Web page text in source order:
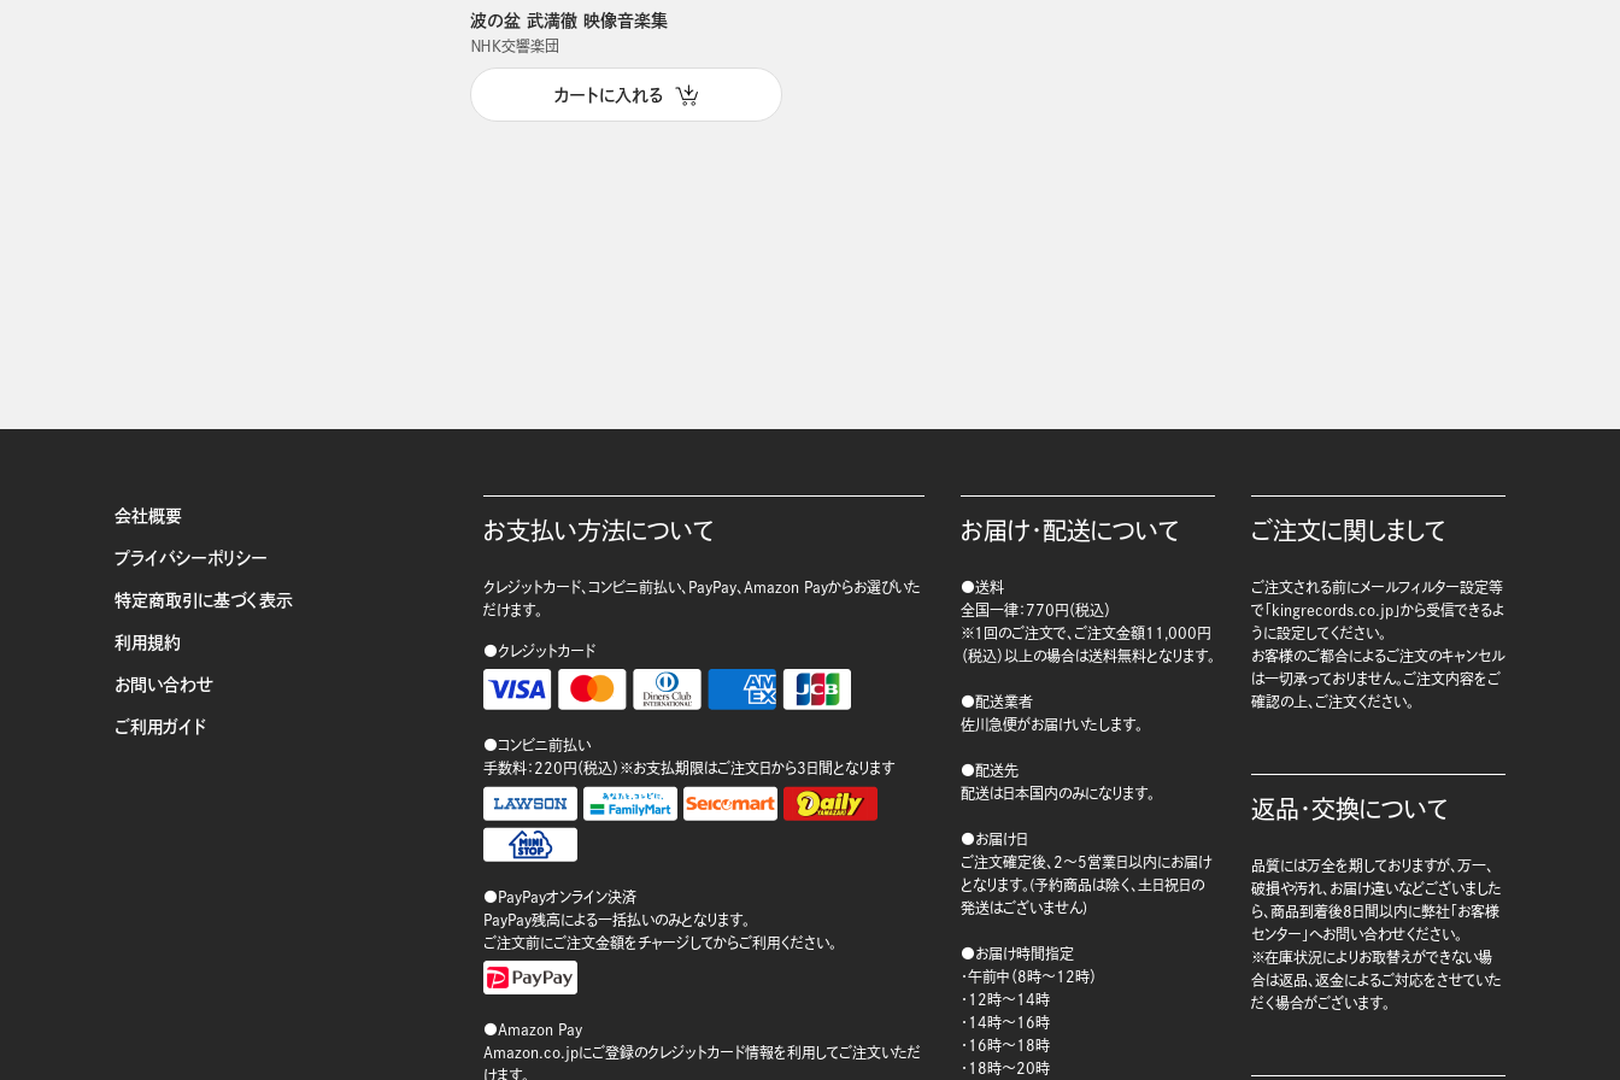
波の盆 武満徹 映像音楽集
ＮＨＫ交響楽団
カートに入れる
会社概要
プライバシーポリシー
特定商取引に基づく表示
利用規約
お問い合わせ
ご利用ガイド
お支払い方法について
クレジットカード、コンビニ前払い、PayPay、Amazon Payからお選びいた
だけます。
●クレジットカード
●コンビニ前払い
手数料：220円（税込）※お支払期限はご注文日から3日間となります
●PayPayオンライン決済
PayPay残高による一括払いのみとなります。
ご注文前にご注文金額をチャージしてからご利用ください。
●Amazon Pay
Amazon.co.jpにご登録のクレジットカード情報を利用してご注文いただ
けます。
お届け・配送について
●送料
全国一律：770円（税込）
※1回のご注文で、ご注文金額11,000円
（税込）以上の場合は送料無料となります。
●配送業者
佐川急便がお届けいたします。
●配送先
配送は日本国内のみになります。
●お届け日
ご注文確定後、2～5営業日以内にお届け
となります。(予約商品は除く、土日祝日の
発送はございません)
●お届け時間指定
・午前中（8時～12時）
・12時～14時
・14時～16時
・16時～18時
・18時～20時
ご注文に関しまして
ご注文される前にメールフィルター設定等
で「kingrecords.co.jp」から受信できるよ
うに設定してください。
お客様のご都合によるご注文のキャンセル
は一切承っておりません。ご注文内容をご
確認の上、ご注文ください。
返品・交換について
品質には万全を期しておりますが、万一、
破損や汚れ、お届け違いなどございました
ら、商品到着後8日間以内に弊社「お客様
センター」へお問い合わせください。
※在庫状況によりお取替えができない場
合は返品、返金によるご対応をさせていた
だく場合がございます。